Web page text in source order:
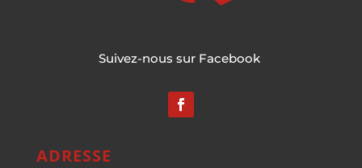
Suivez-nous sur Facebook
ADRESSE